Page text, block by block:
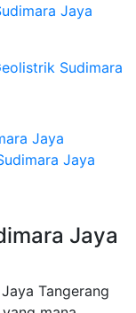
Jaya
Sudimara
Jaya
Jaya
Jaya
Tangerang